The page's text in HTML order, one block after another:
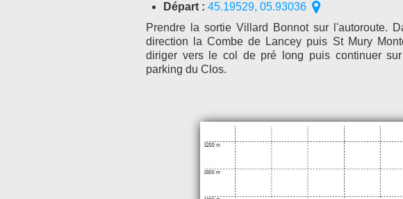
Départ : 45.19529, 05.93036
Prendre la sortie Villard Bonnot sur l'autoroute.
direction la Combe de Lancey puis St Mury
diriger vers le col de pré long puis continuer
parking du Clos.